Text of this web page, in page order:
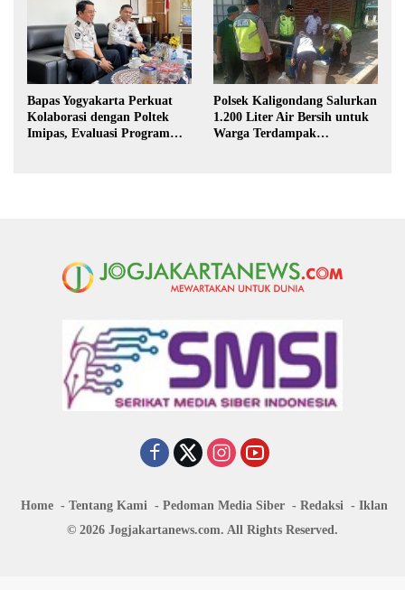
Bapas Yogyakarta Perkuat
Kolaborasi dengan Poltek
Imipas, Evaluasi Program
Polsek Kaligondang Salurkan
1.200 Liter Air Bersih untuk
Warga Terdampak
Home Tentang Kami Pedoman Media Siber Redaksi
Iklan
© 2026 Jogjakartanews.com. All Rights Reserved.